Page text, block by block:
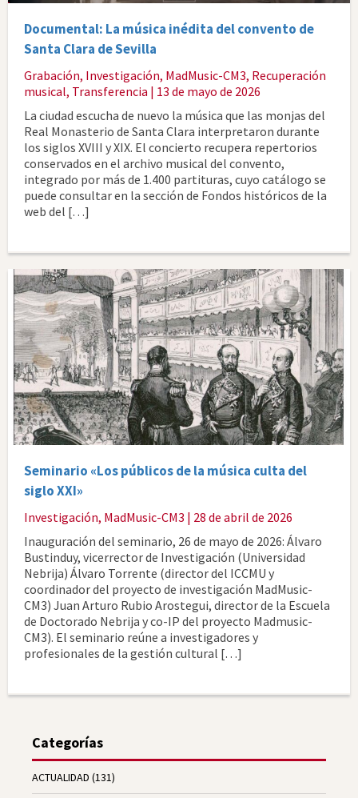
Documental: La música inédita del convento de
Santa Clara de Sevilla
Grabación, Investigación, MadMusic-CM3, Recuperación
musical, Transferencia | 13 de mayo de 2026
La ciudad escucha de nuevo la música que las monjas del
Real Monasterio de Santa Clara interpretaron durante
los siglos XVIII y XIX. El concierto recupera repertorios
conservados en el archivo musical del convento,
integrado por más de 1.400 partituras, cuyo catálogo se
puede consultar en la sección de Fondos históricos de la
web del […]
Seminario «Los públicos de la música culta del
siglo XXI»
Investigación, MadMusic-CM3 | 28 de abril de 2026
Inauguración del seminario, 26 de mayo de 2026: Álvaro
Bustinduy, vicerrector de Investigación (Universidad
Nebrija) Álvaro Torrente (director del ICCMU y
coordinador del proyecto de investigación MadMusic-
CM3) Juan Arturo Rubio Arostegui, director de la Escuela
de Doctorado Nebrija y co-IP del proyecto Madmusic-
CM3). El seminario reúne a investigadores y
profesionales de la gestión cultural […]
Categorías
ACTUALIDAD (131)